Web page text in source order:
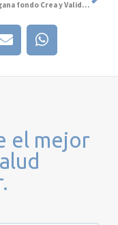
Mhaite gana fondo Crea y Valida de CORFO
el mejor